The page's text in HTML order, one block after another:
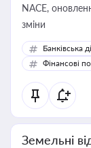
NACE,
зміни
Банківська
Фінансові
Земельні